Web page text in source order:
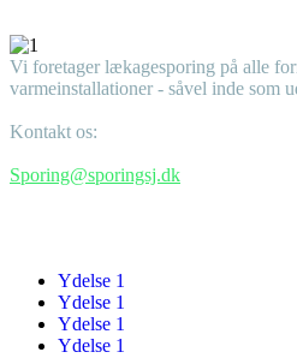
Vi foretager lækagesporing på alle
varmeinstallationer - såvel inde som
Kontakt os:
Sporing@sporingsj.dk
Ydelse 1
Ydelse 1
Ydelse 1
Ydelse 1